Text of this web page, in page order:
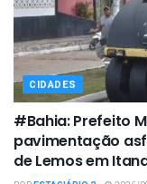
CIDADES
#Bahia: Prefeito
pavimentação
de Lemos em